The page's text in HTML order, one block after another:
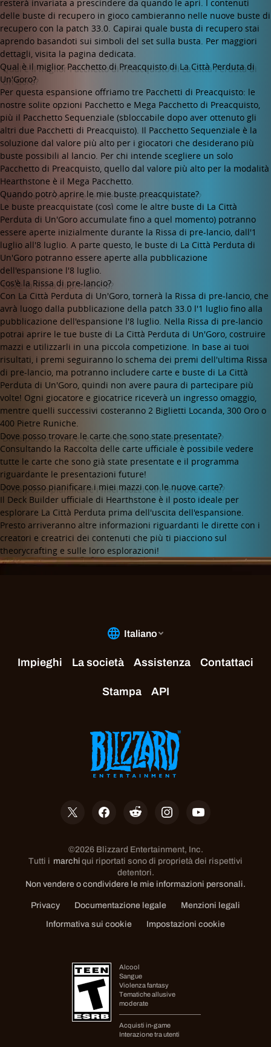
resterà invariata a prescindere da quando le apri. I contenuti
delle buste di recupero in gioco cambieranno nelle nuove buste di
recupero con la patch 33.0. Capirai quale busta di recupero stai
aprendo basandoti sui simboli del set sulla busta. Per maggiori
dettagli, visita la pagina dedicata.
Qual è il miglior Pacchetto di Preacquisto di La Città Perduta di
Un'Goro?
Per questa espansione offriamo tre Pacchetti di Preacquisto: le
nostre solite opzioni Pacchetto e Mega Pacchetto di Preacquisto,
più il Pacchetto Sequenziale (sbloccabile dopo aver ottenuto gli
altri due Pacchetti di Preacquisto). Il Pacchetto Sequenziale è la
soluzione dal valore più alto per i giocatori che desiderano più
buste possibili al lancio. Per chi intende scegliere un solo
Pacchetto di Preacquisto, quello dal valore più alto per la modalità
Hearthstone è il Mega Pacchetto.
Quando potrò aprire le mie buste preacquistate?
Le buste preacquistate (così come le altre buste di La Città
Perduta di Un'Goro accumulate fino a quel momento) potranno
essere aperte inizialmente durante la Rissa di pre-lancio, dall'1
luglio all'8 luglio. A parte questo, le buste di La Città Perduta di
Un'Goro potranno essere aperte alla pubblicazione
dell'espansione l'8 luglio.
Cos'è la Rissa di pre-lancio?
Con La Città Perduta di Un'Goro, tornerà la Rissa di pre-lancio, che
avrà luogo dalla pubblicazione della patch 33.0 l'1 luglio fino alla
pubblicazione dell'espansione l'8 luglio. Nella Rissa di pre-lancio
potrai aprire le tue buste di La Città Perduta di Un'Goro, costruire
mazzi e utilizzarli in una piccola competizione. In base ai tuoi
risultati, i premi seguiranno lo schema dei premi dell'ultima Rissa
di pre-lancio, ma potranno includere carte e buste di La Città
Perduta di Un'Goro, quindi non avere paura di partecipare più
volte! Ogni giocatore e giocatrice riceverà un ingresso omaggio,
mentre quelli successivi costeranno 2 Biglietti Locanda, 300 Oro o
400 Pietre Runiche.
Dove posso trovare le carte che sono state presentate?
Consultando la Raccolta delle carte ufficiale è possibile vedere
tutte le carte che sono già state presentate e il programma
riguardante le presentazioni future!
Dove posso pianificare i miei mazzi con le nuove carte?
Il Deck Builder ufficiale di Hearthstone è il posto ideale per
esplorare La Città Perduta prima dell'uscita dell'espansione.
Presto arriveranno altre informazioni riguardanti le dirette con i
creatori e creatrici dei contenuti che più ti piacciono sul
theorycrafting e sulle loro esplorazioni!